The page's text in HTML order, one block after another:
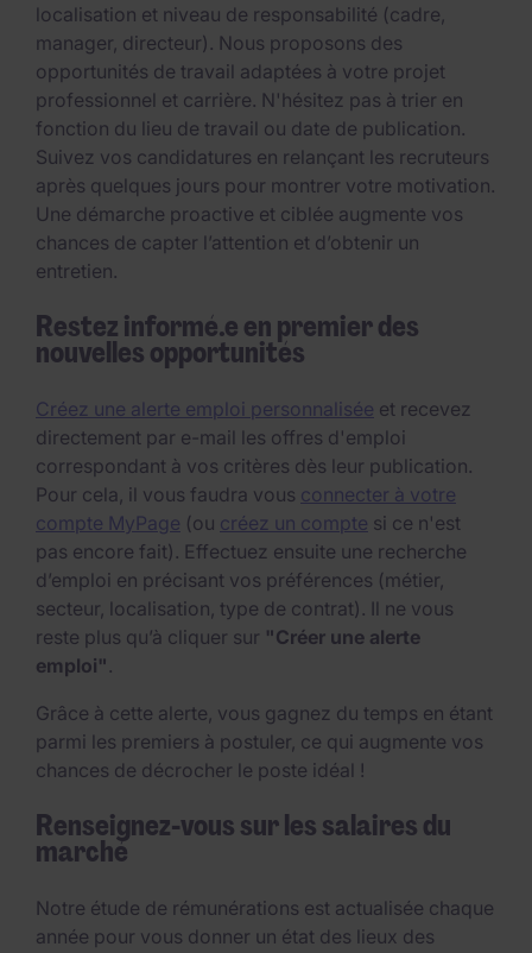
localisation et niveau de responsabilité (cadre,
manager, directeur). Nous proposons des
opportunités de travail adaptées à votre projet
professionnel et carrière. N'hésitez pas à trier en
fonction du lieu de travail ou date de publication.
Suivez vos candidatures en relançant les recruteurs
après quelques jours pour montrer votre motivation.
Une démarche proactive et ciblée augmente vos
chances de capter l’attention et d’obtenir un
entretien.
Restez informé.e en premier des
nouvelles opportunités
Créez une alerte emploi personnalisée et recevez
directement par e-mail les offres d'emploi
correspondant à vos critères dès leur publication.
Pour cela, il vous faudra vous connecter à votre
compte MyPage (ou créez un compte si ce n'est
pas encore fait). Effectuez ensuite une recherche
d’emploi en précisant vos préférences (métier,
secteur, localisation, type de contrat). Il ne vous
reste plus qu’à cliquer sur "Créer une alerte
emploi" .
Grâce à cette alerte, vous gagnez du temps en étant
parmi les premiers à postuler, ce qui augmente vos
chances de décrocher le poste idéal !
Renseignez-vous sur les salaires du
marché
Notre étude de rémunérations est actualisée chaque
année pour vous donner un état des lieux des